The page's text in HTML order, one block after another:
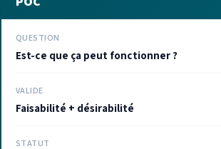
QUESTION
Est-ce que ça peut fonctionner ?
VALIDE
Faisabilité + désirabilité
STATUT